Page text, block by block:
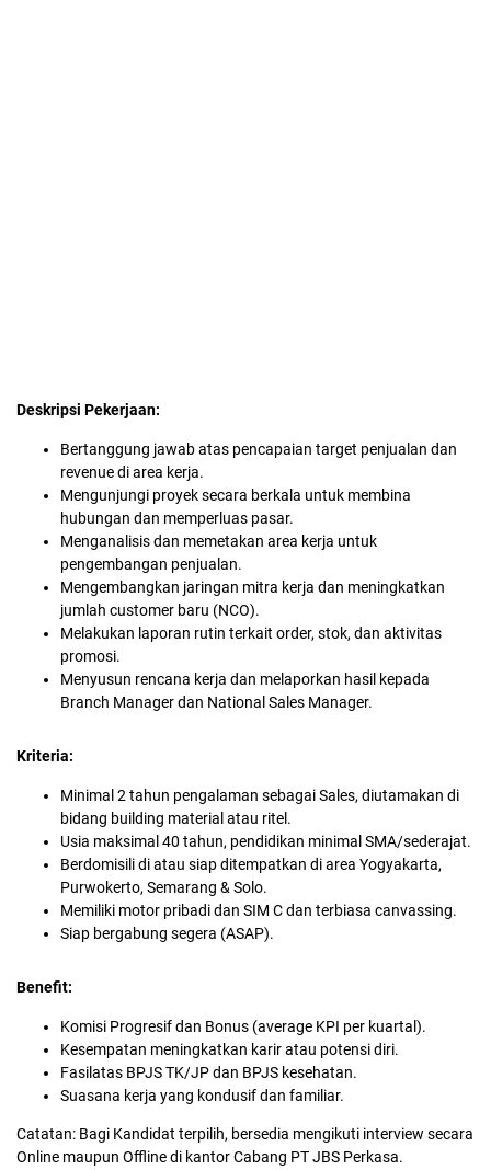
Deskripsi Pekerjaan:
Bertanggung jawab atas pencapaian target penjualan dan
revenue di area kerja.
Mengunjungi proyek secara berkala untuk membina
hubungan dan memperluas pasar.
Menganalisis dan memetakan area kerja untuk
pengembangan penjualan.
Mengembangkan jaringan mitra kerja dan meningkatkan
jumlah customer baru (NCO).
Melakukan laporan rutin terkait order, stok, dan aktivitas
promosi.
Menyusun rencana kerja dan melaporkan hasil kepada
Branch Manager dan National Sales Manager.
Kriteria:
Minimal 2 tahun pengalaman sebagai Sales, diutamakan di
bidang building material atau ritel.
Usia maksimal 40 tahun, pendidikan minimal SMA/sederajat.
Berdomisili di atau siap ditempatkan di area Yogyakarta,
Purwokerto, Semarang & Solo.
Memiliki motor pribadi dan SIM C dan terbiasa canvassing.
Siap bergabung segera (ASAP).
Benefit:
Komisi Progresif dan Bonus (average KPI per kuartal).
Kesempatan meningkatkan karir atau potensi diri.
Fasilatas BPJS TK/JP dan BPJS kesehatan.
Suasana kerja yang kondusif dan familiar.
Catatan: Bagi Kandidat terpilih, bersedia mengikuti interview secara
Online maupun Offline di kantor Cabang PT JBS Perkasa.